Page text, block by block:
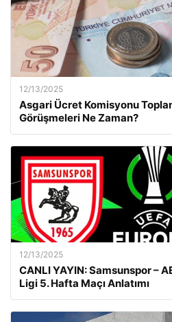
12/13/2025
Asgari Ücret Komisyonu
Görüşmeleri Ne Zaman?
12/13/2025
CANLI YAYIN: Samsunspor –
Ligi 5. Hafta Maçı Anlatımı